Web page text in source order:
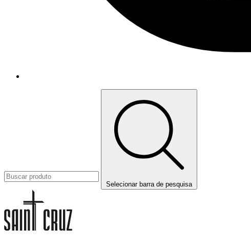
Selecionar barra de pesquisa